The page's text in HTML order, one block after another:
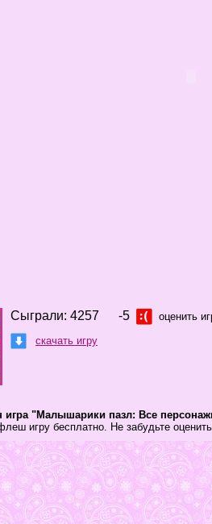
Сыграли: 4257 -5 оценить
скачать игру
игра "Малышарики пазл: Все
игру бесплатно. Не забудьте